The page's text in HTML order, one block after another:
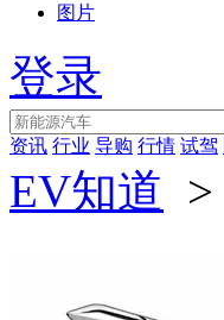
图片
登录
资讯 行业 导购 行情 试驾
EV知道 >